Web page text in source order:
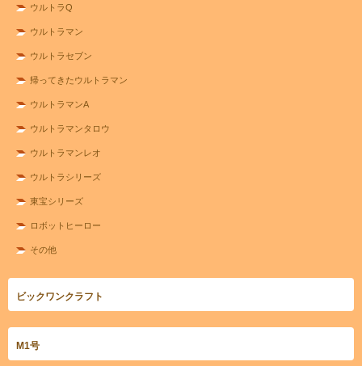
ウルトラQ
ウルトラマン
ウルトラセブン
帰ってきたウルトラマン
ウルトラマンA
ウルトラマンタロウ
ウルトラマンレオ
ウルトラシリーズ
東宝シリーズ
ロボットヒーロー
その他
ビックワンクラフト
M1号